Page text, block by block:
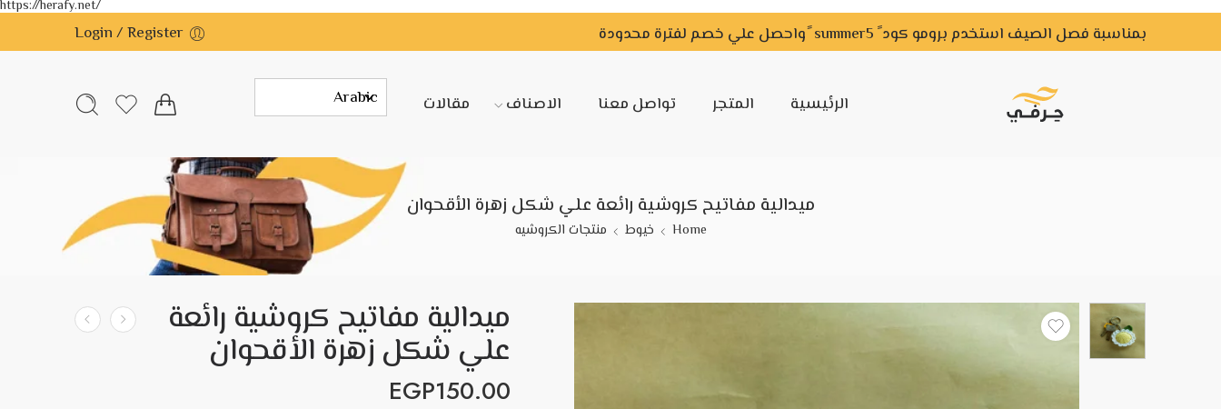
https://herafy.net/
بمناسبة فصل الصيف استخدم برومو كود ً summer5 ًواحصل علي خصم لفترة محدودة Login / Register
الرئيسية المتجر تواصل معنا الاصناف مقالات
ميدالية مفاتيح كروشية رائعة علي شكل زهرة الأقحوان
Home خيوط منتجات الكروشيه
ميدالية مفاتيح كروشية رائعة
علي شكل زهرة الأقحوان
EGP150.00